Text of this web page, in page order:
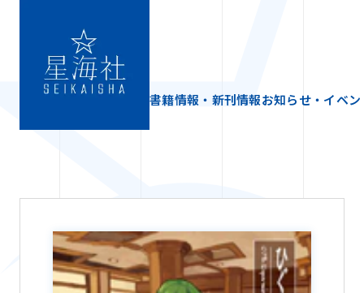
書籍情報・新刊情報お知らせ・イベン